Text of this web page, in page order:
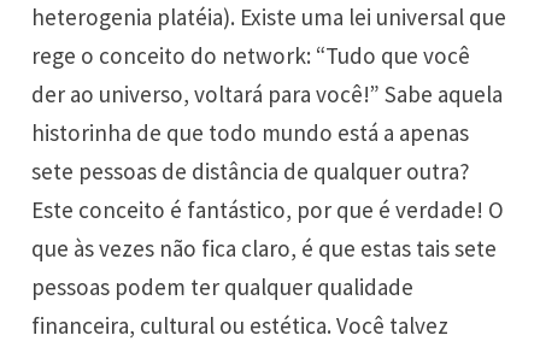
heterogenia platéia). Existe uma lei universal que
rege o conceito do network: “Tudo que você
der ao universo, voltará para você!” Sabe aquela
historinha de que todo mundo está a apenas
sete pessoas de distância de qualquer outra?
Este conceito é fantástico, por que é verdade! O
que às vezes não fica claro, é que estas tais sete
pessoas podem ter qualquer qualidade
financeira, cultural ou estética. Você talvez